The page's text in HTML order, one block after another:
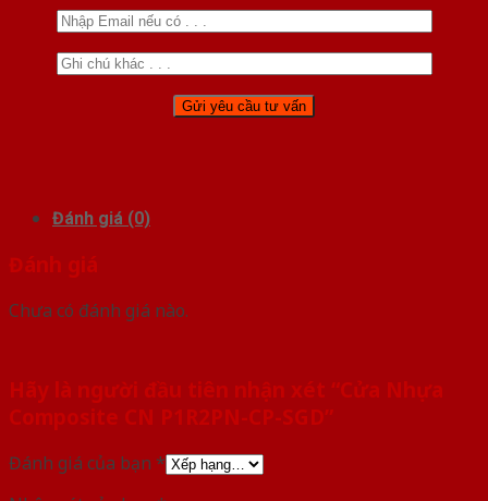
Đánh giá (0)
Đánh giá
Chưa có đánh giá nào.
Hãy là người đầu tiên nhận xét “Cửa Nhựa
Composite CN P1R2PN-CP-SGD”
Đánh giá của bạn *